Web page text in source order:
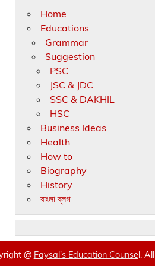
Home
Educations
Grammar
Suggestion
PSC
JSC & JDC
SSC & DAKHIL
HSC
Business Ideas
Health
How to
Biography
History
বাংলা ব্লগ
@ Faysal's Education Counsel.